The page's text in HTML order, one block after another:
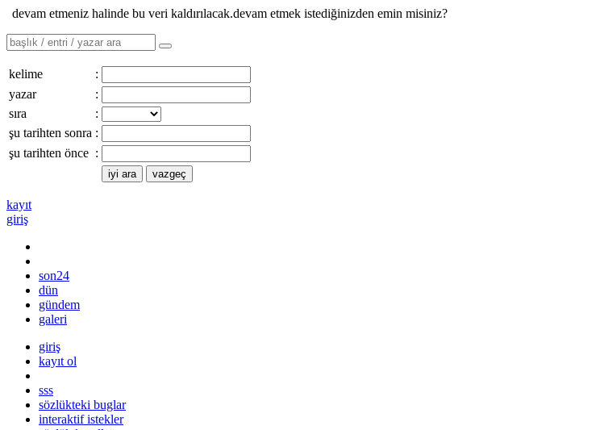
devam etmeniz halinde bu veri kaldırılacak.devam etmek istediğinizden emin misiniz?
kelime
:
yazar
:
sıra
:
şu tarihten sonra :
şu tarihten önce :
kayıt
giriş
son24
dün
gündem
galeri
giriş
kayıt ol
sss
sözlükteki buglar
interaktif istekler